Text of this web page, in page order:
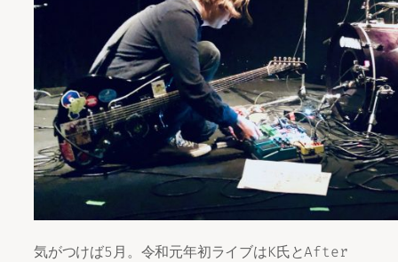
気がつけば5月。令和元年初ライブはK氏とAfter